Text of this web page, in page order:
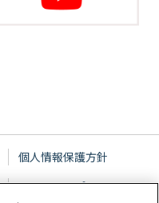
個人情報保護方針
サイトマップ